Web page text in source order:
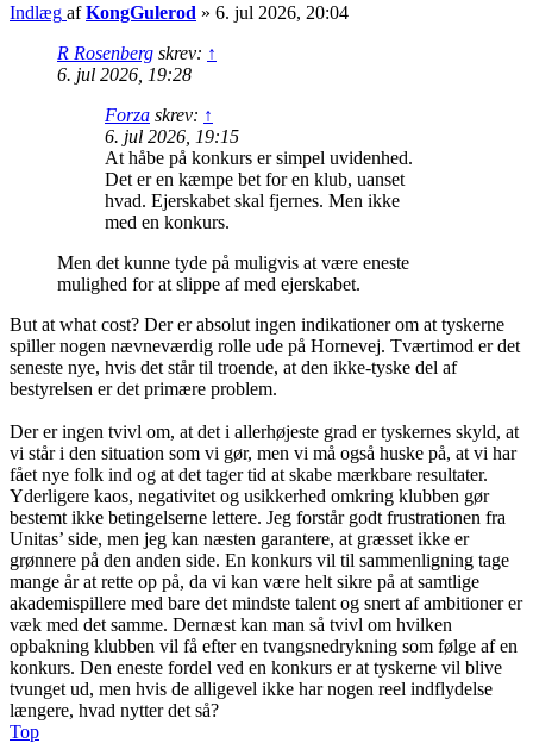
Indlæg afKongGulerod » 6. jul 2026, 20:04
R Rosenberg skrev: ↑
6. jul 2026, 19:28
Forza skrev: ↑
6. jul 2026, 19:15
At håbe på konkurs er simpel uvidenhed.
Det er en kæmpe bet for en klub, uanset
hvad. Ejerskabet skal fjernes. Men ikke
med en konkurs.
Men det kunne tyde på muligvis at være eneste
mulighed for at slippe af med ejerskabet.
But at what cost? Der er absolut ingen indikationer om at tyskerne
spiller nogen nævneværdig rolle ude på Hornevej. Tværtimod er det
seneste nye, hvis det står til troende, at den ikke-tyske del af
bestyrelsen er det primære problem.
Der er ingen tvivl om, at det i allerhøjeste grad er tyskernes skyld, at
vi står i den situation som vi gør, men vi må også huske på, at vi har
fået nye folk ind og at det tager tid at skabe mærkbare resultater.
Yderligere kaos, negativitet og usikkerhed omkring klubben gør
bestemt ikke betingelserne lettere. Jeg forstår godt frustrationen fra
Unitas’ side, men jeg kan næsten garantere, at græsset ikke er
grønnere på den anden side. En konkurs vil til sammenligning tage
mange år at rette op på, da vi kan være helt sikre på at samtlige
akademispillere med bare det mindste talent og snert af ambitioner er
væk med det samme. Dernæst kan man så tvivl om hvilken
opbakning klubben vil få efter en tvangsnedrykning som følge af en
konkurs. Den eneste fordel ved en konkurs er at tyskerne vil blive
tvunget ud, men hvis de alligevel ikke har nogen reel indflydelse
længere, hvad nytter det så?
Top